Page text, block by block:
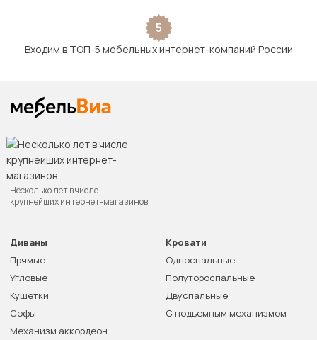
5
Входим в ТОП-5 мебельных интернет-компаний России
Несколько лет в числе
крупнейших интернет-магазинов
Диваны
Прямые
Угловые
Кушетки
Софы
Механизм аккордеон
Кровати
Односпальные
Полутороспальные
Двуспальные
С подъемным механизмом